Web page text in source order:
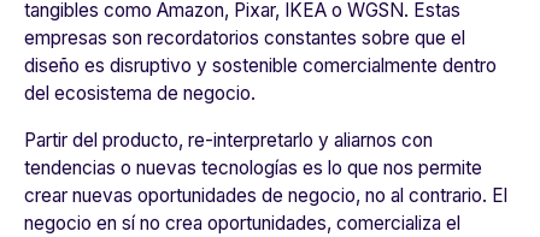
tangibles como Amazon, Pixar, IKEA o WGSN. Estas
empresas son recordatorios constantes sobre que el
diseño es disruptivo y sostenible comercialmente dentro
del ecosistema de negocio.
Partir del producto, re-interpretarlo y aliarnos con
tendencias o nuevas tecnologías es lo que nos permite
crear nuevas oportunidades de negocio, no al contrario. El
negocio en sí no crea oportunidades, comercializa el